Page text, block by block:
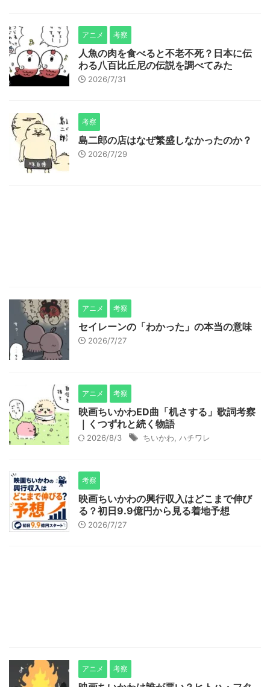
アニメ 考察
人魚の肉を食べると不老不死？日本に伝
わる八百比丘尼の伝説を調べてみた
2026/7/31
考察
島二郎の店はなぜ繁盛しなかったのか？
2026/7/29
アニメ 考察
セイレーンの「わかった」の本当の意味
2026/7/27
アニメ 考察
映画ちいかわED曲「机さする」歌詞考察
｜くつずれと続く物語
2026/8/3 ちいかわ ハチワレ
考察
映画ちいかわの興行収入はどこまで伸び
る？初日9.9億円から見る着地予想
2026/7/27
アニメ 考察